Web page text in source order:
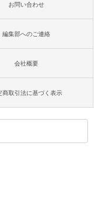
お問い合わせ
編集部へのご連絡
会社概要
商取引法に基づく表示